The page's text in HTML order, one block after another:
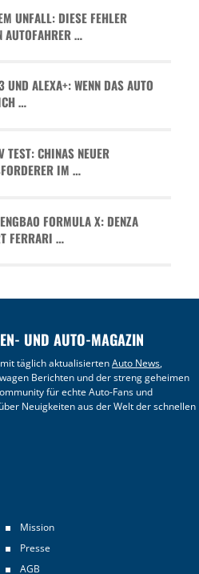
UNFALL: DIESE FEHLER
AUTOFAHRER …
UND ALEXA+: WENN DAS AUTO
…
TEST: CHINAS NEUER
IM …
FORMULA X: DENZA
FERRARI …
UND AUTO-MAGAZIN
täglich aktualisiertenAuto News,
Berichten und der streng geheimen
für echte Auto-Fans und
über Neuigkeiten aus der Welt der schnellen
Mission
Presse
AGB